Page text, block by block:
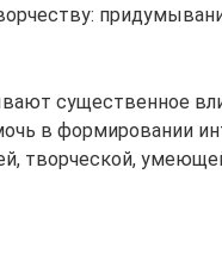
существенное
в формировании
творческой,